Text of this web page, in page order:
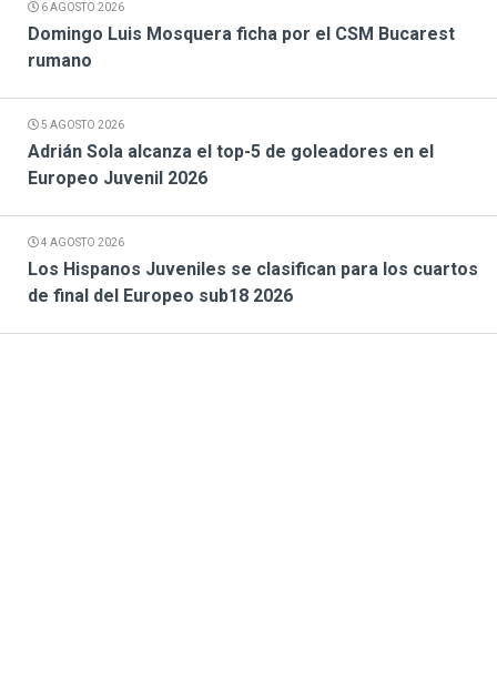
6 AGOSTO 2026
Domingo Luis Mosquera ficha por el CSM Bucarest
rumano
5 AGOSTO 2026
Adrián Sola alcanza el top-5 de goleadores en el
Europeo Juvenil 2026
4 AGOSTO 2026
Los Hispanos Juveniles se clasifican para los cuartos
de final del Europeo sub18 2026